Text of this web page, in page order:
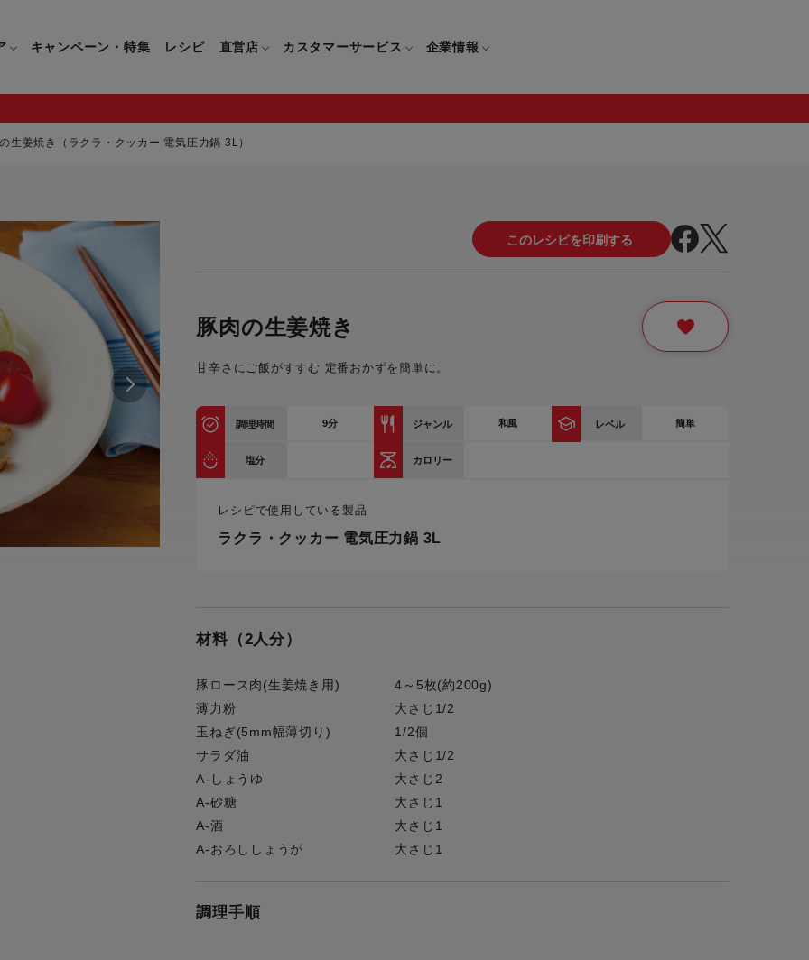
・鍋
パン・鍋
イパン・鍋
鍋
マルチみじん切り器
保存容器
ドリンクウェア
キッチンツール
炊飯器
すべてのアイロン・衣類スチーマー
衣類スチーマー専用タイプ(1way)
スチームアイロン
フードプロセッサー
トースター
電気圧力鍋
生活家電
終売製品一覧
すべてのキッチン用品一覧
キッチンナイフ(包丁)一覧
マルチみじん切り器一覧
保存容器一覧
ドリンクウェア一覧
キッチンツール一覧
カトラリー一覧
炊飯器一覧
すべてのアイロン・衣類スチーマー
衣類スチーマーアイロン兼用タイプ
衣類スチーマー専用タイプ(1way)一
ミキサー・ブレンダー一覧
ハンドブレンダー一覧
フードプロセッサー一覧
トースター一覧
電気圧力鍋一覧
生活家電一覧
ギフト・プレゼント特集
キャンペーン・特集 レシピ 直営店 カスタマーサービス
製品についてのよくあるご質問
ご購入についてのよくあるご質問
ティファール会員に関するよくある
保証について
企業情報
CM・ブランド動画
グループセブジャパン
カスタマーハラスメント
採用情報
生姜焼き（ラクラ・クッカー 電気圧力鍋 3L）
豚肉の生姜焼き
甘辛さにご飯がすすむ 定番おかずを簡単に。
調理時間 9分 ジャンル 和風 レベル 簡単
塩分 カロリー
レシピで使用している製品
ラクラ・クッカー 電気圧力鍋 3L
材料（2人分）
豚ロース肉(生姜焼き用)
4～5枚(約200g)
薄力粉
大さじ1/2
玉ねぎ(5mm幅薄切り)
1/2個
サラダ油
大さじ1/2
A-しょうゆ
大さじ2
A-砂糖
大さじ1
A-酒
大さじ1
A-おろししょうが
大さじ1
調理手順